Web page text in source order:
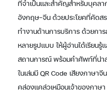
ที่จำเป็นและสำคัญสำหรับบุคล
อังกฤษ-จีน ด้วยประโยคที่คัดส
ทำงานด้านการบริการ ด้วยกา
หลายรูปแบบ ให้ผู้อ่านได้เรียนรู้
สถานการณ์ พร้อมคำศัพท์ที่น่า
ในเล่มมี QR Code เสียงภาษา
คล่องแคล่วเหมือนเจ้าของภาษา